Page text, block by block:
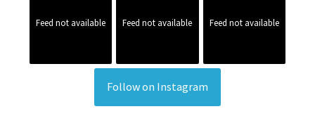
Feed not available Feed not available Feed not available
Follow on Instagram